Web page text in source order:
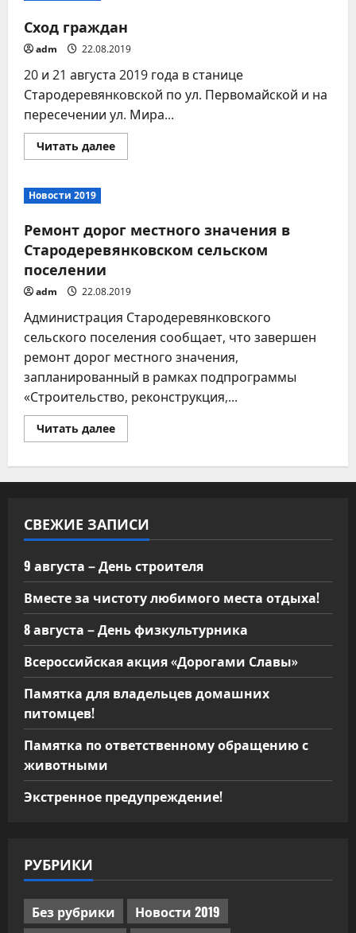
Сход граждан
adm 22.08.2019
20 и 21 августа 2019 года в станице
Стародеревянковской по ул. Первомайской и на
пересечении ул. Мира...
Читать далееПрочитать
больше
Новости 2019
Ремонт дорог местного значения в
Стародеревянковском сельском
поселении
adm 22.08.2019
Администрация Стародеревянковского
сельского поселения сообщает, что завершен
ремонт дорог местного значения,
запланированный в рамках подпрограммы
«Строительство, реконструкция,...
Читать далееПрочитать
больше
местного
Стародеревянковском
сельском
поселении
СВЕЖИЕ ЗАПИСИ
9 августа – День строителя
Вместе за чистоту любимого места отдыха!
8 августа – День физкультурника
Всероссийская акция «Дорогами Славы»
Памятка для владельцев домашних
питомцев!
Памятка по ответственному обращению с
животными
Экстренное предупреждение!
РУБРИКИ
Без рубрики
Новости 2019